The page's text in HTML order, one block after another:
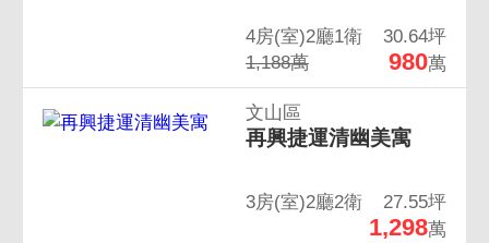
4房(室)2廳1衛
30.64坪
1,188萬
980萬
文山區
再興捷運清幽美寓
3房(室)2廳2衛 27.55坪
1,298萬